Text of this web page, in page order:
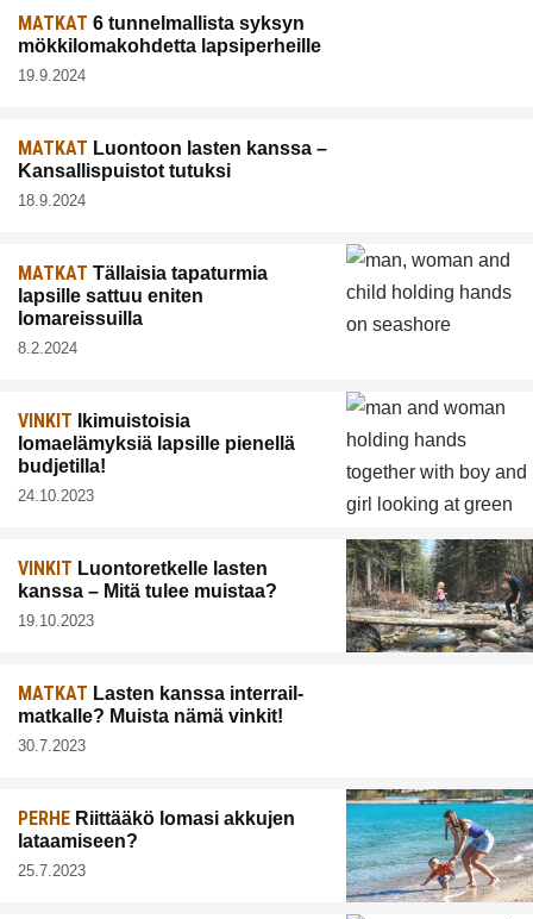
MATKAT 6 tunnelmallista syksyn
mökkilomakohdetta lapsiperheille
19.9.2024
MATKAT Luontoon lasten kanssa –
Kansallispuistot tutuksi
18.9.2024
MATKAT Tällaisia tapaturmia
lapsille sattuu eniten
lomareissuilla
8.2.2024
VINKIT Ikimuistoisia
lomaelämyksiä lapsille pienellä
budjetilla!
24.10.2023
VINKIT Luontoretkelle lasten
kanssa – Mitä tulee muistaa?
19.10.2023
MATKAT Lasten kanssa interrail-
matkalle? Muista nämä vinkit!
30.7.2023
PERHE Riittääkö lomasi akkujen
lataamiseen?
25.7.2023